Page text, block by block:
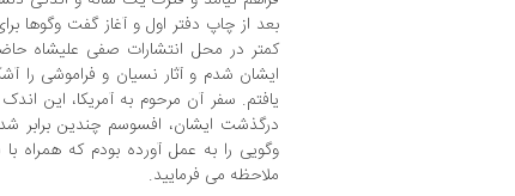
بعد از چاپ دفتر اول و آغاز گفت وگوها
کمتر در محل انتشارات صفی علیشاه
ایشان شدم و آثار نسیان و فراموشی را
یافتم. سفر آن مرحوم به آمریکا، این
درگذشت ایشان، افسوسم چندین برابر
وگویی را به عمل آورده بودم که همراه با
ملاحظه می فرمایید.